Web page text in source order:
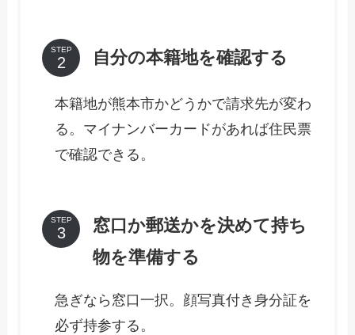
STEP 自分の本籍地を確認する
本籍地が熊本市かどうかで請求先が変わ
る。マイナンバーカードがあれば住民票
で確認できる。
STEP
窓口か郵送かを決めて持ち
物を準備する
急ぎなら窓口一択。顔写真付き身分証を
必ず持参する。